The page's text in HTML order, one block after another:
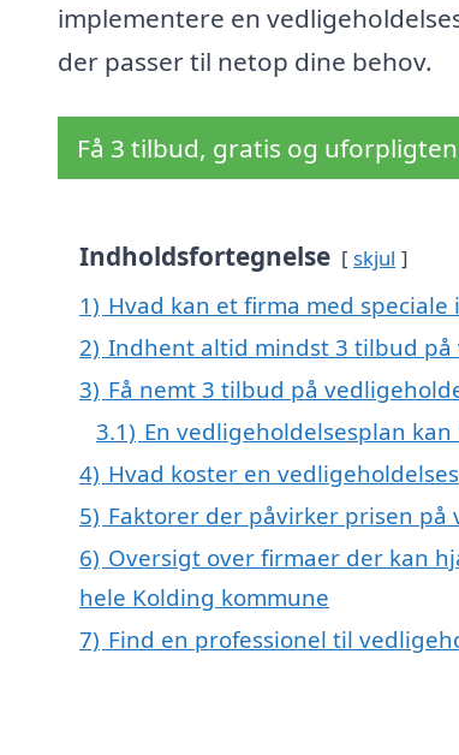
implementere en
der passer til netop dine behov.
Få 3 tilbud, gratis og
Indholdsfortegnelse skjul
1) Hvad kan et firma med
2) Indhent altid mindst 3 tilbud på
3) Få nemt 3 tilbud på
3.1) En vedligeholdelsesplan
4) Hvad koster en
5) Faktorer der påvirker prisen på
6) Oversigt over firmaer der kan
hele Kolding kommune
7) Find en professionel til